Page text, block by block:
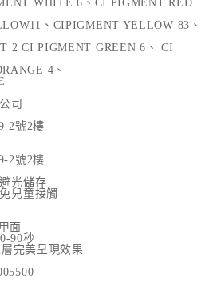
WHITE 6、CI PIGMENT RED
、CIPIGMENT YELLOW 83、
2 CI PIGMENT GREEN 6、 CI
4、
司
2號2樓
2號2樓
光儲存
兒童接觸
面
90秒
層完美呈現效果